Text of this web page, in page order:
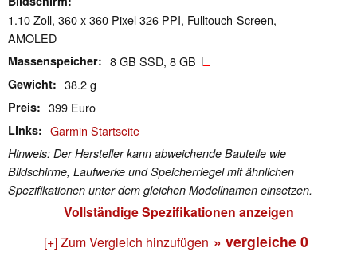
1.10 Zoll, 360 x 360 Pixel 326 PPI, Fulltouch-Screen,
AMOLED
Massenspeicher 8 GB SSD, 8 GB
Gewicht 38.2 g
Preis 399 Euro
Links Garmin Startseite
Hinweis: Der Hersteller kann abweichende Bauteile wie
Bildschirme, Laufwerke und Speicherriegel mit ähnlichen
Spezifikationen unter dem gleichen Modellnamen einsetzen.
Vollständige Spezifikationen anzeigen
[+] Zum Vergleich hinzufügen » vergleiche 0